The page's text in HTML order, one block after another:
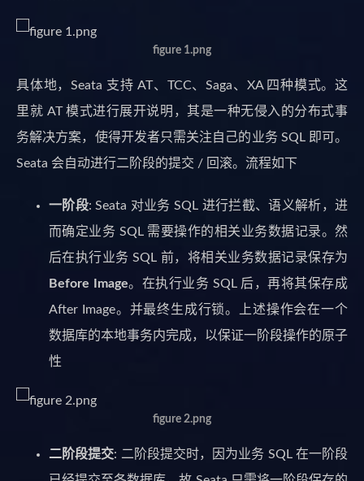
figure 1.png
具体地，Seata 支持 AT、TCC、Saga、XA 四种模式。这
里就 AT 模式进行展开说明，其是一种无侵入的分布式事
务解决方案，使得开发者只需关注自己的业务 SQL 即可。
Seata 会自动进行二阶段的提交 / 回滚。流程如下
一阶段: Seata 对业务 SQL 进行拦截、语义解析，进
而确定业务 SQL 需要操作的相关业务数据记录。然
后在执行业务 SQL 前，将相关业务数据记录保存为
Before Image。在执行业务 SQL 后，再将其保存成
After Image。并最终生成行锁。上述操作会在一个
数据库的本地事务内完成，以保证一阶段操作的原子
性
figure 2.png
二阶段提交: 二阶段提交时，因为业务 SQL 在一阶段